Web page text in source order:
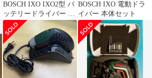
BOSCH IXO IXO2型 バ
ッテリードライバー 本
体
BOSCH IXO 電動ドラ
イバー 本体セット